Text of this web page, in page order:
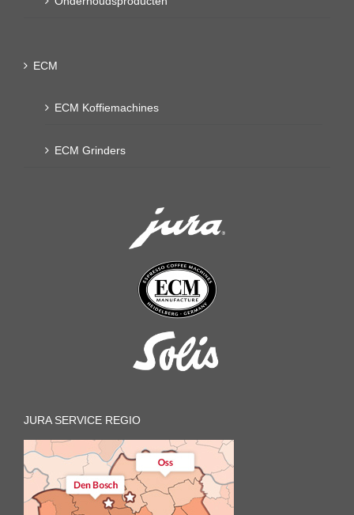
ECM
ECM Koffiemachines
ECM Grinders
JURA SERVICE REGIO